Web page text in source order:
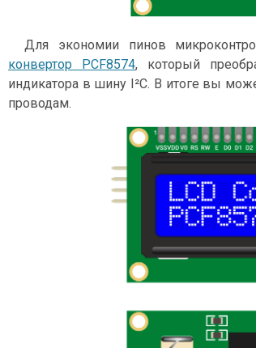
Для экономии пинов
конвертор PCF8574, который
индикатора в шину I²C. В итоге вы
проводам.